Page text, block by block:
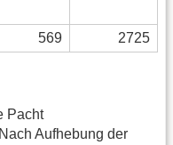
569 2725
Pacht
Aufhebung der